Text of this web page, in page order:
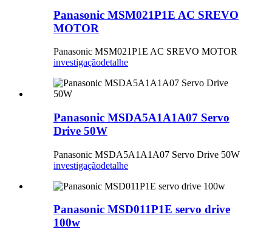
Panasonic MSM021P1E AC SREVO
MOTOR
Panasonic MSM021P1E AC SREVO MOTOR
investigaçãodetalhe
Panasonic MSDA5A1A1A07 Servo
Drive 50W
Panasonic MSDA5A1A1A07 Servo Drive 50W
investigaçãodetalhe
Panasonic MSD011P1E servo drive
100w